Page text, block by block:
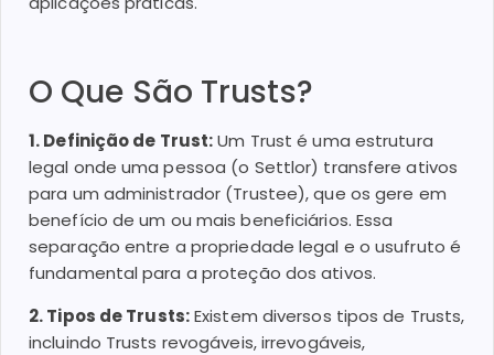
O Que São Trusts?
1. Definição de Trust:Um Trust é uma estrutura
legal onde uma pessoa (o Settlor) transfere ativos
para um administrador (Trustee), que os gere em
benefício de um ou mais beneficiários. Essa
separação entre a propriedade legal e o usufruto é
fundamental para a proteção dos ativos.
2. Tipos de Trusts:Existem diversos tipos de Trusts,
incluindo Trusts revogáveis, irrevogáveis,